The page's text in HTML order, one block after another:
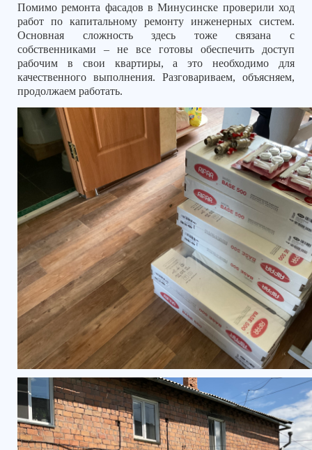
Помимо ремонта фасадов в Минусинске проверили ход
работ по капитальному ремонту инженерных систем.
Основная сложность здесь тоже связана с
собственниками – не все готовы обеспечить доступ
рабочим в свои квартиры, а это необходимо для
качественного выполнения. Разговариваем, объясняем,
продолжаем работать.